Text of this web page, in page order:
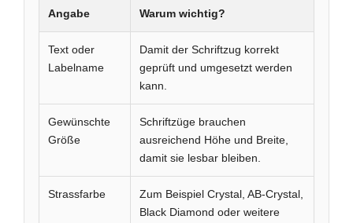
Angabe Warum wichtig?
Text oder
Labelname
Damit der Schriftzug korrekt
geprüft und umgesetzt werden
kann.
Gewünschte
Größe
Schriftzüge brauchen
ausreichend Höhe und Breite,
damit sie lesbar bleiben.
Strassfarbe
Zum Beispiel Crystal, AB-Crystal,
Black Diamond oder weitere